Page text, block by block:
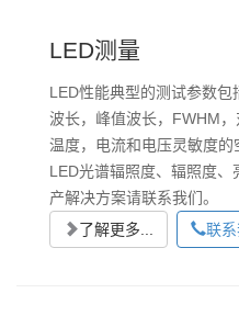
LED测量
LED性能典型的测试参数
波长，峰值波长，FWHM
温度，电流和电压灵敏度
LED光谱辐照度、辐照度
产解决方案请联系我们。
了解更多...
联系